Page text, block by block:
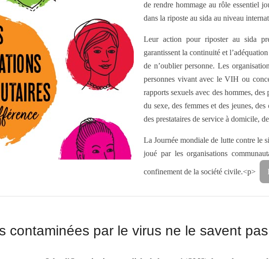
de rendre hommage au rôle essentiel
dans la riposte au sida au niveau
Leur action pour riposter au sida
garantissent la continuité et
de n’oublier personne. Les
personnes vivant avec le VIH ou
rapports sexuels avec des hommes,
du sexe, des femmes et des jeunes,
des prestataires de service à domicile,
La Journée mondiale de lutte contre le
joué par les organisations
confinement de la société civile.<p>
contaminées par le virus ne le savent pas